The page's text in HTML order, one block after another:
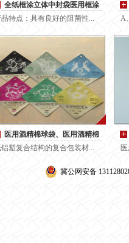
全纸框涂立体中封袋医用框涂
袋框涂纸纸袋可降
特点：具有良好的阻菌性...
A
医用酒精棉球袋、医用酒精棉
片袋、医用典伏袋
塑复合结构的复合包装材...
冀公网安备